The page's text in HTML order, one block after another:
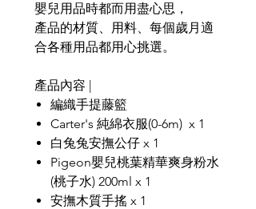
嬰兒用品時都而用盡心思，
產品的材質、用料、每個歲月適
合各種用品都用心挑選。
產品內容 |
編織手提藤籃
Carter's 純綿衣服(0-6m) x 1
白兔兔安撫公仔 x 1
Pigeon嬰兒桃葉精華爽身粉水
(桃子水) 200ml x 1
安撫木質手搖 x 1